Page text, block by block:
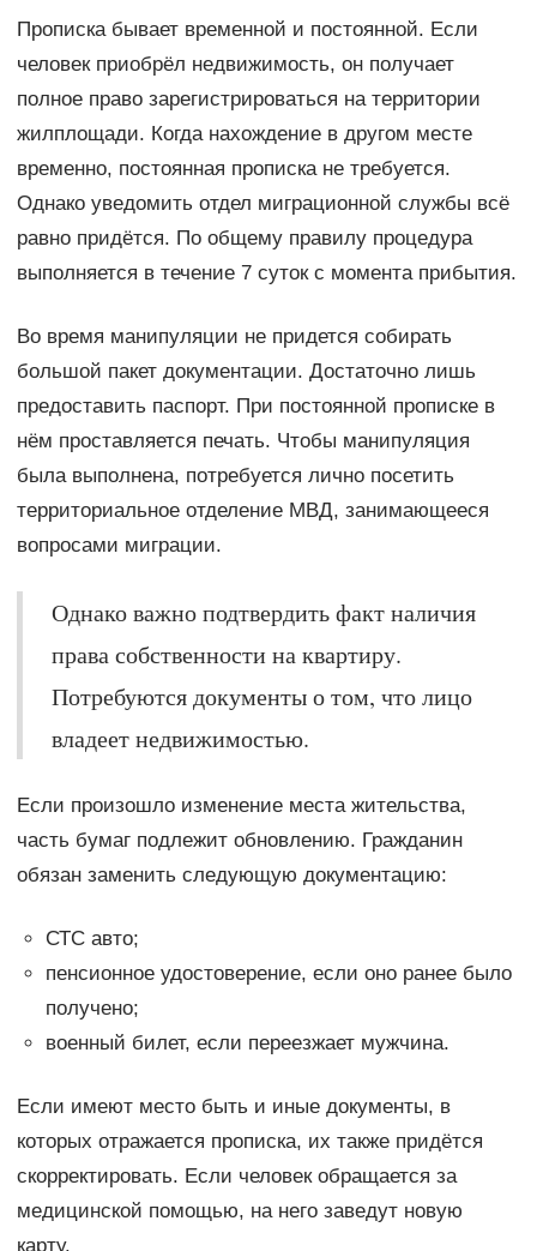
Прописка бывает временной и постоянной. Если
человек приобрёл недвижимость, он получает
полное право зарегистрироваться на территории
жилплощади. Когда нахождение в другом месте
временно, постоянная прописка не требуется.
Однако уведомить отдел миграционной службы всё
равно придётся. По общему правилу процедура
выполняется в течение 7 суток с момента прибытия.
Во время манипуляции не придется собирать
большой пакет документации. Достаточно лишь
предоставить паспорт. При постоянной прописке в
нём проставляется печать. Чтобы манипуляция
была выполнена, потребуется лично посетить
территориальное отделение МВД, занимающееся
вопросами миграции.
Однако важно подтвердить факт наличия
права собственности на квартиру.
Потребуются документы о том, что лицо
владеет недвижимостью.
Если произошло изменение места жительства,
часть бумаг подлежит обновлению. Гражданин
обязан заменить следующую документацию:
СТС авто;
пенсионное удостоверение, если оно ранее было
получено;
военный билет, если переезжает мужчина.
Если имеют место быть и иные документы, в
которых отражается прописка, их также придётся
скорректировать. Если человек обращается за
медицинской помощью, на него заведут новую
карту.